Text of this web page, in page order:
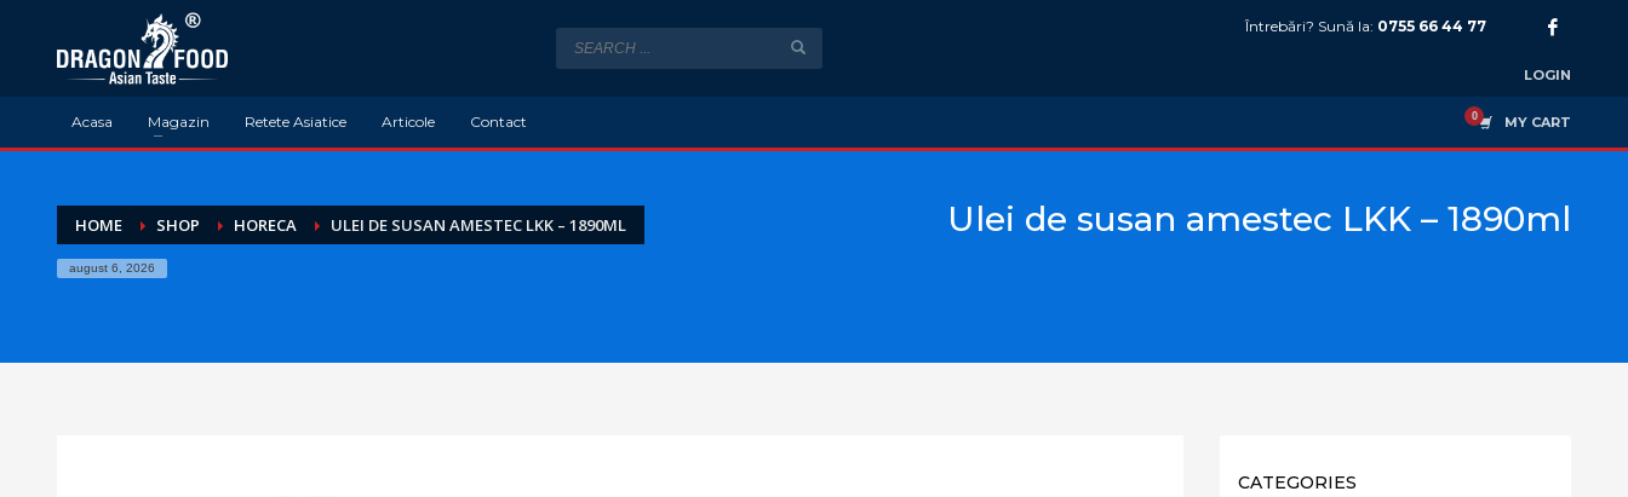
Întrebări? Sună la: 0755 66 44 77
LOGIN
Acasa Magazin Retete Asiatice Articole Contact MY CART
HOME SHOP HORECA ULEI DE SUSAN AMESTEC LKK – 1890ML
august 6, 2026
Ulei de susan amestec LKK – 1890ml
CATEGORIES